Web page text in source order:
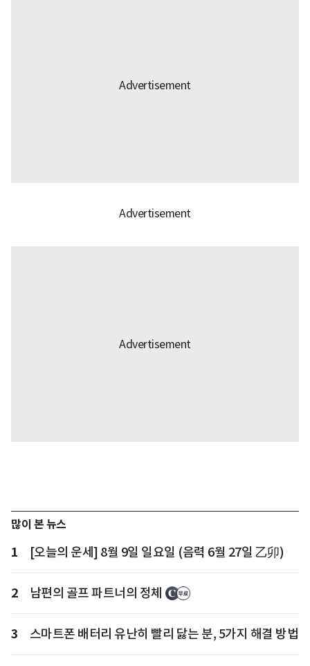
많이 본 뉴스
1 [오늘의 운세] 8월 9일 일요일 (음력 6월 27일 乙卯)
2 남편의 골프 파트너의 정체
3 스마트폰 배터리 유난히 빨리 닳는 분, 5가지 해결 방법